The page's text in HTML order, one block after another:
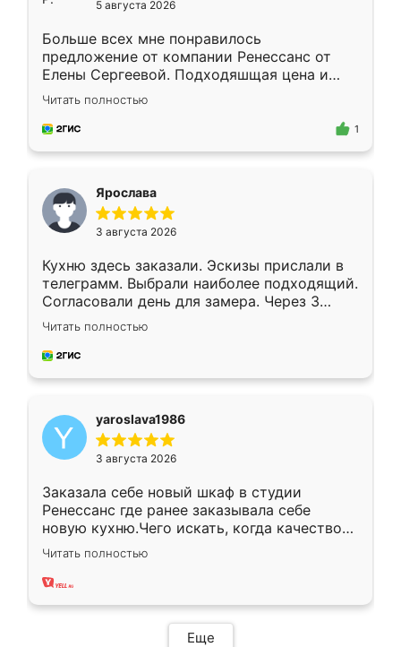
5 августа 2026
Больше всех мне понравилось
предложение от компании Ренессанс от
Елены Сергеевой. Подходяшщая цена и
короткие сроки изготовления. Приехавший
для замера сотрудник Владислав
предложил по моему эскизу самый
Читать полностью
1
Ярослава
3 августа 2026
Кухню здесь заказали. Эскизы прислали в
телеграмм. Выбрали наиболее подходящий.
Согласовали день для замера. Через 3
недели кухня была уже готова. Остались
довольны работой. Спасибо Ренессанс
мебель за качественную работу!
Читать полностью
yaroslava1986
3 августа 2026
Заказала себе новый шкаф в студии
Ренессанс где ранее заказывала себе
новую кухню.Чего искать, когда качеством
вполне довольна. Служит кухня уже почти
два года, нареканий нет.
Читать полностью
Еще